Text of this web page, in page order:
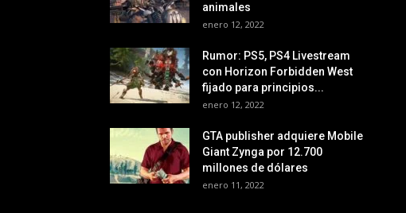
animales
enero 12, 2022
Rumor: PS5, PS4 Livestream
con Horizon Forbidden West
fijado para principios...
enero 12, 2022
GTA publisher adquiere Mobile
Giant Zynga por 12.700
millones de dólares
enero 11, 2022